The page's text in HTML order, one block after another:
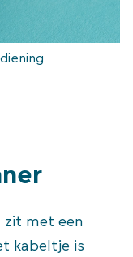
zit met een
kabeltje is